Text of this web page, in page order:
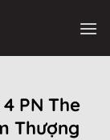
PN The
Thượng